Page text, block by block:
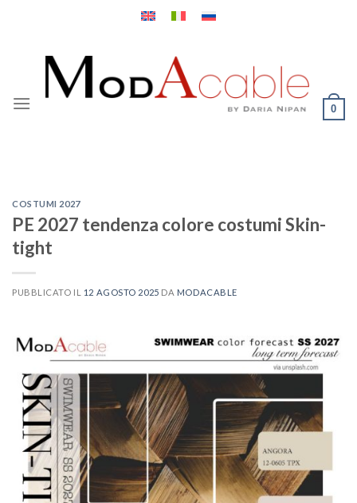
0
COSTUMI 2027
PE 2027 tendenza colore costumi Skin-
tight
PUBBLICATO IL 12 AGOSTO 2025 DA MODACABLE